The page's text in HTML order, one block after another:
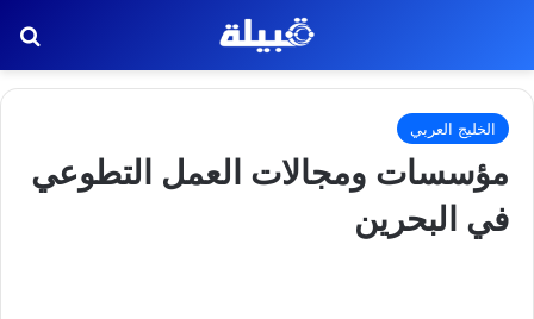
الخليج العربي
مؤسسات ومجالات العمل التطوعي
في البحرين